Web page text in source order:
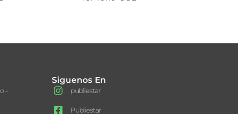
-
Siguenos En
publiestar
Publiestar